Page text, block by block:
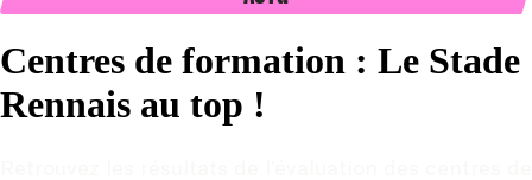
Centres de formation : Le Stade
Rennais au top !